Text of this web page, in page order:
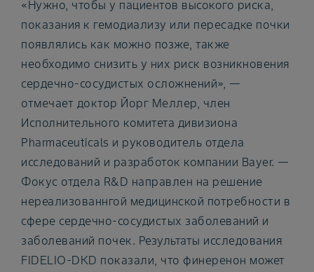
«Нужно, чтобы у пациентов высокого риска,
показания к гемодиализу или пересадке почки
появлялись как можно позже, также
необходимо снизить у них риск возникновения
сердечно-сосудистых осложнений», —
отмечает доктор Йорг Меллер, член
Исполнительного комитета дивизиона
Pharmaceuticals и руководитель отдела
исследований и разработок компании Bayer. —
Фокус отдела R&D направлен на решение
нереализованнгой медицинской потребности в
сфере сердечно-сосудистых заболеваний и
заболеваний почек. Результаты исследования
FIDELIO-DKD показали, что финеренон может